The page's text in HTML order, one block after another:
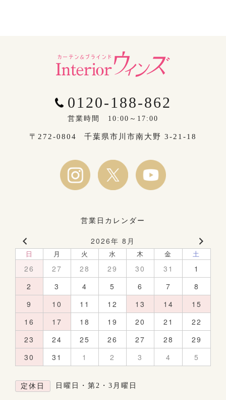
0120-188-862
営業時間 10:00～17:00
〒272-0804 千葉県市川市南大野 3-21-18
営業日カレンダー
2026年 8月
日 月 火 水 木 金 土
26 27 28 29 30 31
1
2
3 4 5 6 7
8
9
10 11 12 13 14
15
16
17 18 19 20 21
22
23
24 25 26 27 28
29
30
31 1 2 3 4 5
定休日 日曜日・第2・3月曜日